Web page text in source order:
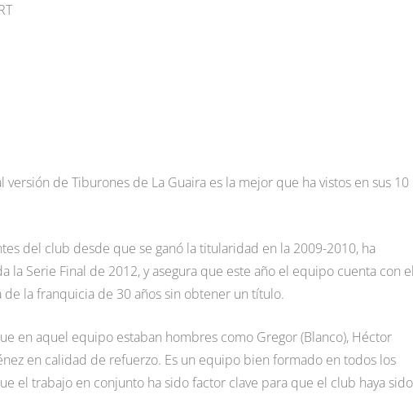
versión de Tiburones de La Guaira es la mejor que ha vistos en sus 10
del club desde que se ganó la titularidad en la 2009-2010, ha
la Serie Final de 2012, y asegura que este año el equipo cuenta con el
la franquicia de 30 años sin obtener un título.
en aquel equipo estaban hombres como Gregor (Blanco), Héctor
en calidad de refuerzo. Es un equipo bien formado en todos los
el trabajo en conjunto ha sido factor clave para que el club haya